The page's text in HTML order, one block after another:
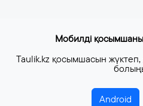
Мобилді
Taulik.kz қосымшасын
Android